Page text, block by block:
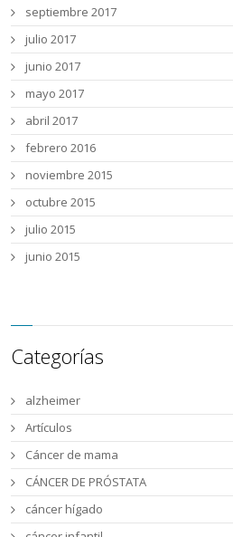
septiembre 2017
julio 2017
junio 2017
mayo 2017
abril 2017
febrero 2016
noviembre 2015
octubre 2015
julio 2015
junio 2015
Categorías
alzheimer
Artículos
Cáncer de mama
CÁNCER DE PRÓSTATA
cáncer hígado